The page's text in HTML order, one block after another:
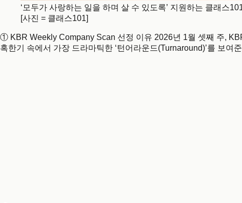
‘모두가 사랑하는 일을 하며 살 수 있도록’ 지원하는 클래스
[사진 = 클래스101]
① KBR Weekly Company Scan 선정 이유 2026년 1월 셋째 주,
혹한기 속에서 가장 드라마틱한 ‘턴어라운드(Turnaround)’를 보여